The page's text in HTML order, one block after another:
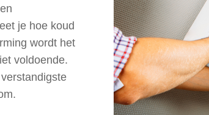
je hoe koud
wordt het
voldoende.